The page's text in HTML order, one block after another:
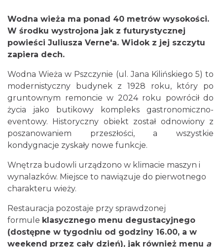
Wodna wieża ma ponad 40 metrów wysokości.
W środku wystrojona jak z futurystycznej
powieści Juliusza Verne'a. Widok z jej szczytu
zapiera dech.
Wodna Wieża w Pszczynie (ul. Jana Kilińskiego 5) to
modernistyczny budynek z 1928 roku, który po
gruntownym remoncie w 2024 roku powrócił do
życia jako butikowy kompleks gastronomiczno-
eventowy. Historyczny obiekt został odnowiony z
poszanowaniem przeszłości, a wszystkie
kondygnacje zyskały nowe funkcje.
Wnętrza budowli urządzono w klimacie maszyn i
wynalazków. Miejsce to nawiązuje do pierwotnego
charakteru wieży.
Restauracja pozostaje przy sprawdzonej
formule klasycznego menu degustacyjnego
(dostępne w tygodniu od godziny 16.00, a w
weekend przez cały dzień), jak również menu a